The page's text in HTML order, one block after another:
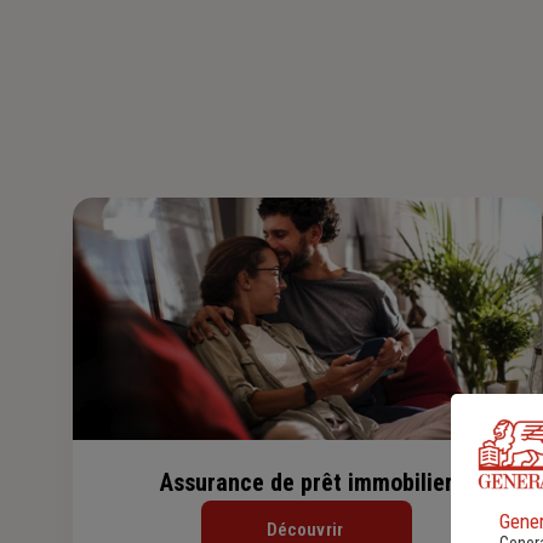
Assurance de prêt immobilier
Découvrir